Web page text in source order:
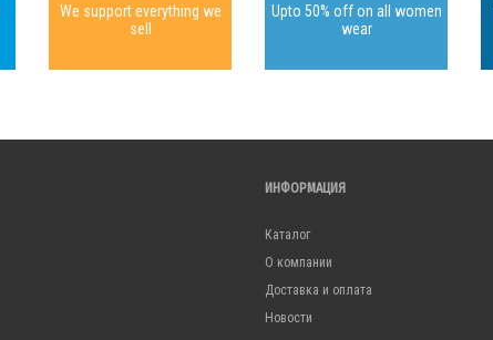
We support everything we
sell
Upto 50% off on all women
wear
ИНФОРМАЦИЯ
Каталог
О компании
Доставка и оплата
Новости